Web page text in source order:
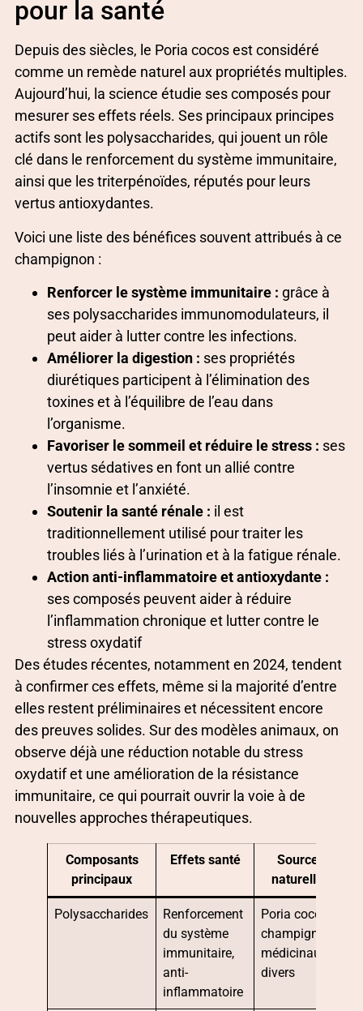
pour la santé
Depuis des siècles, le Poria cocos est considéré
comme un remède naturel aux propriétés multiples.
Aujourd’hui, la science étudie ses composés pour
mesurer ses effets réels. Ses principaux principes
actifs sont les polysaccharides, qui jouent un rôle
clé dans le renforcement du système immunitaire,
ainsi que les triterpénoïdes, réputés pour leurs
vertus antioxydantes.
Voici une liste des bénéfices souvent attribués à ce
champignon :
Renforcer le système immunitaire : grâce à
ses polysaccharides immunomodulateurs, il
peut aider à lutter contre les infections.
Améliorer la digestion : ses propriétés
diurétiques participent à l’élimination des
toxines et à l’équilibre de l’eau dans
l’organisme.
Favoriser le sommeil et réduire le stress : ses
vertus sédatives en font un allié contre
l’insomnie et l’anxiété.
Soutenir la santé rénale : il est
traditionnellement utilisé pour traiter les
troubles liés à l’urination et à la fatigue rénale.
Action anti-inflammatoire et antioxydante :
ses composés peuvent aider à réduire
l’inflammation chronique et lutter contre le
stress oxydatif
Des études récentes, notamment en 2024, tendent
à confirmer ces effets, même si la majorité d’entre
elles restent préliminaires et nécessitent encore
des preuves solides. Sur des modèles animaux, on
observe déjà une réduction notable du stress
oxydatif et une amélioration de la résistance
immunitaire, ce qui pourrait ouvrir la voie à de
nouvelles approches thérapeutiques.
Composants
principaux
Effets santé
Sources
naturelles
Polysaccharides
Renforcement
du système
immunitaire,
anti-
inflammatoire
Poria cocos,
champignons
médicinaux
divers